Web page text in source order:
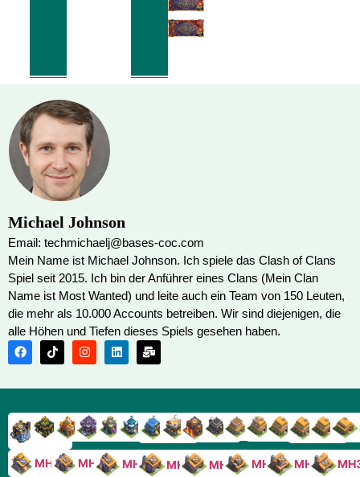
Michael Johnson
Email: techmichaelj@bases-coc.com
Mein Name ist Michael Johnson. Ich spiele das Clash of Clans
Spiel seit 2015. Ich bin der Anführer eines Clans (Mein Clan
Name ist Most Wanted) und leite auch ein Team von 150 Leuten,
die mehr als 10.000 Accounts betreiben. Wir sind diejenigen, die
alle Höhen und Tiefen dieses Spiels gesehen haben.
RH18RH17RH16RH15RH14RH13RH12RH11RH10RH9RH8RH7RH6RH5RH4
MH10 MH9 MH8 MH7 MH6 MH5 MH4